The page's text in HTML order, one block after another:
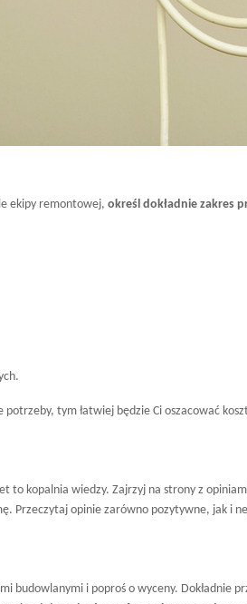
ekipy remontowej, określ dokładnie zakres
potrzeby, tym łatwiej będzie Ci oszacować
to kopalnia wiedzy. Zajrzyj na strony z
Przeczytaj opinie zarówno pozytywne, jak i
budowlanymi i poproś o wyceny.